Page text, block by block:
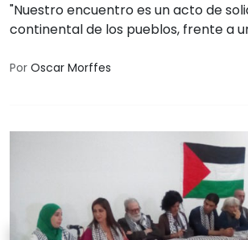
"Nuestro encuentro es un acto de
continental de los pueblos, frente a
representantes sociales"
Por Oscar Morffes